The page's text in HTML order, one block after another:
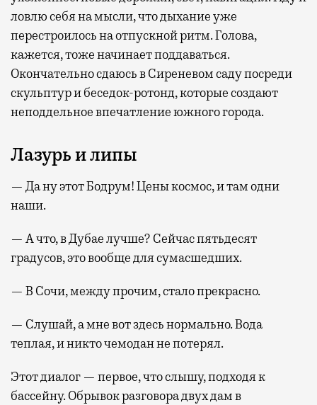
ловлю себя на мысли, что дыхание уже
перестроилось на отпускной ритм. Голова,
кажется, тоже начинает поддаваться.
Окончательно сдаюсь в Сиреневом саду посреди
скульптур и беседок-ротонд, которые создают
неподдельное впечатление южного города.
Лазурь и липы
— Да ну этот Бодрум! Цены космос, и там одни
наши.
— А что, в Дубае лучше? Сейчас пятьдесят
градусов, это вообще для сумасшедших.
— В Сочи, между прочим, стало прекрасно.
— Слушай, а мне вот здесь нормально. Вода
теплая, и никто чемодан не потерял.
Этот диалог — первое, что слышу, подходя к
бассейну. Обрывок разговора двух дам в